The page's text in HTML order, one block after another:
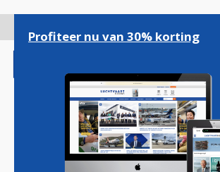
gaan
Magazine Podcasts
Profiteer nu van 30% korting